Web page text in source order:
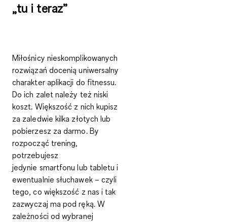
„tu i teraz”
Miłośnicy nieskomplikowanych
rozwiązań docenią uniwersalny
charakter aplikacji do fitnessu.
Do ich zalet należy też niski
koszt. Większość z nich kupisz
za zaledwie kilka złotych lub
pobierzesz za darmo. By
rozpocząć trening,
potrzebujesz
jedynie smartfonu lub tabletu i
ewentualnie słuchawek– czyli
tego, co większość z nas i tak
zazwyczaj ma pod ręką. W
zależności od wybranej